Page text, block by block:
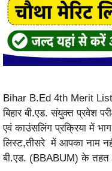
Bihar B.Ed 4th Merit
बिहार बी.एड. संयुक्त प्रवेश
एवं काउंसलिंग प्रक्रिया में
लिस्ट,तीसरे में आपका नाम
बी.एड. (BBABUM) के